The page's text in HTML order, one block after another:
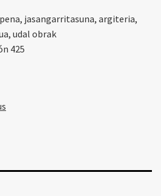
jasangarritasuna, argiteria,
udal obrak
425